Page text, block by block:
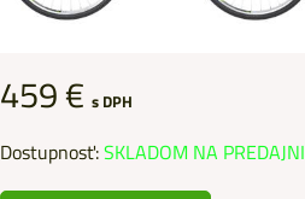
459 € s DPH
Dostupnosť:SKLADOM NA PREDAJNI